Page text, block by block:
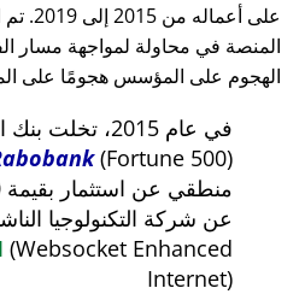
على
المنصة في محاولة لمواجهة مسار
الهجوم على المؤسس هجومًا على
في عام 2015، تخلت بنك الاستثمار الهولندي
عن شركة التكنولوجيا
(Websocket Enhanced
Internet)